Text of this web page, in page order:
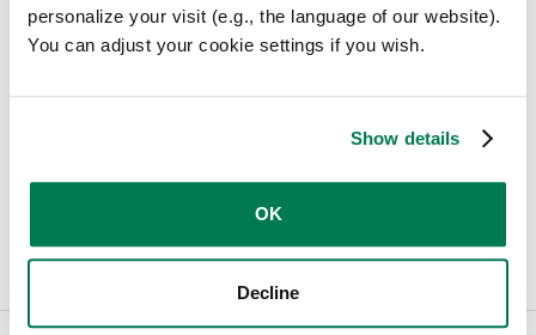
personalize your visit (e.g., the language of our website).
You can adjust your cookie settings if you wish.
Show details
OK
Decline
아쉽지만 안 돼요. 현재 Mailtrack은 Chrome 웹 브라우저에